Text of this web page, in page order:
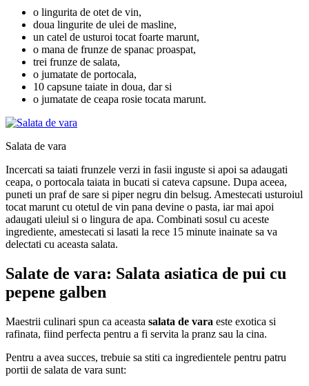
o lingurita de otet de vin,
doua lingurite de ulei de masline,
un catel de usturoi tocat foarte marunt,
o mana de frunze de spanac proaspat,
trei frunze de salata,
o jumatate de portocala,
10 capsune taiate in doua, dar si
o jumatate de ceapa rosie tocata marunt.
Salata de vara
Incercati sa taiati frunzele verzi in fasii inguste si apoi sa adaugati
ceapa, o portocala taiata in bucati si cateva capsune. Dupa aceea,
puneti un praf de sare si piper negru din belsug. Amestecati usturoiul
tocat marunt cu otetul de vin pana devine o pasta, iar mai apoi
adaugati uleiul si o lingura de apa. Combinati sosul cu aceste
ingrediente, amestecati si lasati la rece 15 minute inainate sa va
delectati cu aceasta salata.
Salate de vara: Salata asiatica de pui cu
pepene galben
Maestrii culinari spun ca aceasta salata de vara este exotica si
rafinata, fiind perfecta pentru a fi servita la pranz sau la cina.
Pentru a avea succes, trebuie sa stiti ca ingredientele pentru patru
portii de salata de vara sunt: